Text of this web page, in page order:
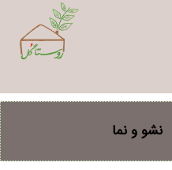
نشو و نما